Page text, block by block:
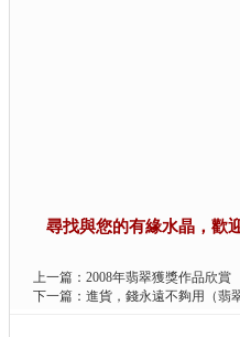
尋找與您的有緣水晶，歡
上一篇： 2008年翡翠獲獎作品欣賞
下一篇： 進貨，錢永遠不夠用（翡